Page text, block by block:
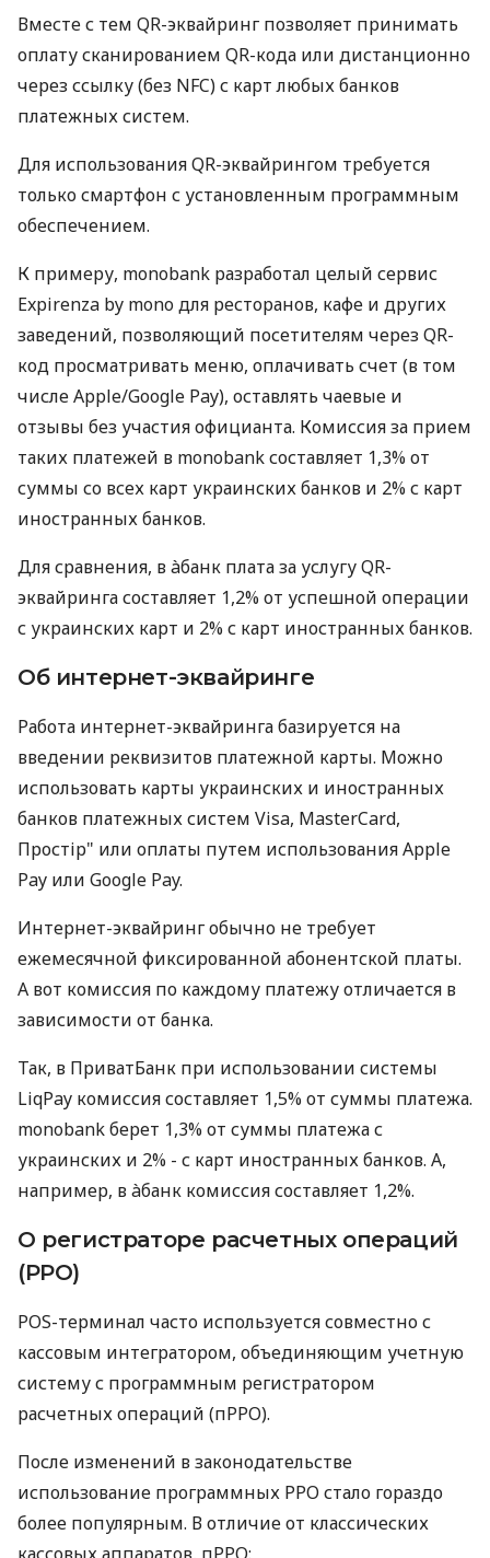
Вместе с тем QR-эквайринг позволяет принимать
оплату сканированием QR-кода или дистанционно
через ссылку (без NFC) с карт любых банков
платежных систем.
Для использования QR-эквайрингом требуется
только смартфон с установленным программным
обеспечением.
К примеру, monobank разработал целый сервис
Expirenza by mono для ресторанов, кафе и других
заведений, позволяющий посетителям через QR-
код просматривать меню, оплачивать счет (в том
числе Apple/Google Pay), оставлять чаевые и
отзывы без участия официанта. Комиссия за прием
таких платежей в monobank составляет 1,3% от
суммы со всех карт украинских банков и 2% с карт
иностранных банков.
Для сравнения, в àбанк плата за услугу QR-
эквайринга составляет 1,2% от успешной операции
с украинских карт и 2% с карт иностранных банков.
Об интернет-эквайринге
Работа интернет-эквайринга базируется на
введении реквизитов платежной карты. Можно
использовать карты украинских и иностранных
банков платежных систем Visa, MasterCard,
Простір" или оплаты путем использования Apple
Pay или Google Pay.
Интернет-эквайринг обычно не требует
ежемесячной фиксированной абонентской платы.
А вот комиссия по каждому платежу отличается в
зависимости от банка.
Так, в ПриватБанк при использовании системы
LiqPay комиссия составляет 1,5% от суммы платежа.
monobank берет 1,3% от суммы платежа с
украинских и 2% - с карт иностранных банков. А,
например, в àбанк комиссия составляет 1,2%.
О регистраторе расчетных операций
(РРО)
POS-терминал часто используется совместно с
кассовым интегратором, объединяющим учетную
систему с программным регистратором
расчетных операций (пРРО).
После изменений в законодательстве
использование программных РРО стало гораздо
более популярным. В отличие от классических